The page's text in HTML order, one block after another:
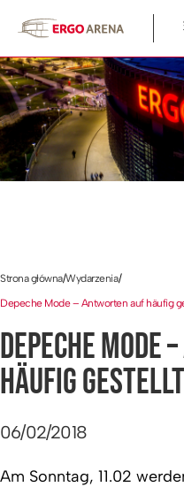
Strona główna/Wydarzenia/
Depeche Mode – Antworten auf häufig
DEPECHE MODE
HÄUFIG
06/02/2018
Am Sonntag, 11.02